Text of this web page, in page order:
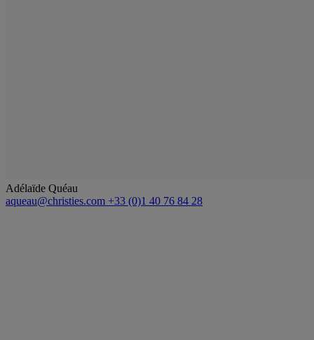
Adélaïde Quéau
aqueau@christies.com +33 (0)1 40 76 84 28